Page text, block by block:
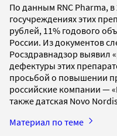
По данным RNC Pharma, в
госучреждениях этих
рублей, 11% годового
России. Из документов
Росздравнадзор выявил
дефектуры этих
просьбой о повышении
российские компании —
также датская Novo
Материал по теме